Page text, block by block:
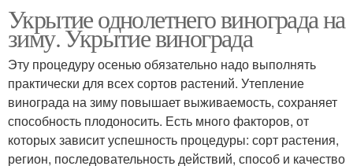
Укрытие однолетнего винограда на
зиму. Укрытие винограда
Эту процедуру осенью обязательно надо выполнять
практически для всех сортов растений. Утепление
винограда на зиму повышает выживаемость, сохраняет
способность плодоносить. Есть много факторов, от
которых зависит успешность процедуры: сорт растения,
регион, последовательность действий, способ и качество